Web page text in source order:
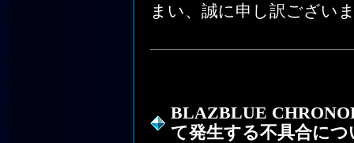
まい、誠に申し訳ござい
BLAZBLUE
て発生する不具合につ